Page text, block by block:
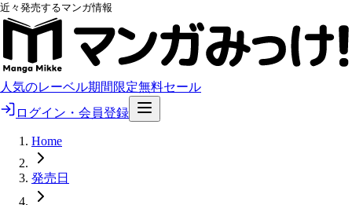
近々発売するマンガ情報
人気のレーベル期間限定無料セール
ログイン・会員登録
Home
発売日